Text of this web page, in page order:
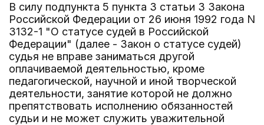
В силу подпункта 5 пункта 3 статьи 3 Закона
Российской Федерации от 26 июня 1992 года N
3132-1 "О статусе судей в Российской
Федерации" (далее - Закон о статусе судей)
судья не вправе заниматься другой
оплачиваемой деятельностью, кроме
педагогической, научной и иной творческой
деятельности, занятие которой не должно
препятствовать исполнению обязанностей
судьи и не может служить уважительной